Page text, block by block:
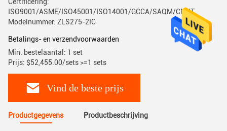
ISO9001/ASME/ISO45001/ISO14001/GCCA/SAQM/CMIIT
Modelnummer: ZLS275-2IC
Betalings- en verzendvoorwaarden
Min. bestelaantal: 1 set
Prijs: $52,455.00/sets >=1 sets
Vind de beste prijs
Productgegevens Productbeschrijving